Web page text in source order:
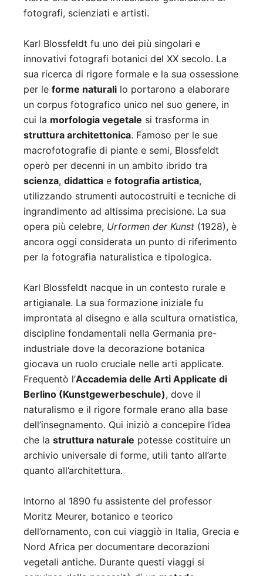
fotografi, scienziati e artisti.
Karl Blossfeldt fu uno dei più singolari e
innovativi fotografi botanici del XX secolo. La
sua ricerca di rigore formale e la sua ossessione
per le forme naturali lo portarono a elaborare
un corpus fotografico unico nel suo genere, in
cui la morfologia vegetale si trasforma in
struttura architettonica. Famoso per le sue
macrofotografie di piante e semi, Blossfeldt
operò per decenni in un ambito ibrido tra
scienza, didattica e fotografia artistica,
utilizzando strumenti autocostruiti e tecniche di
ingrandimento ad altissima precisione. La sua
opera più celebre, Urformen der Kunst (1928), è
ancora oggi considerata un punto di riferimento
per la fotografia naturalistica e tipologica.
Karl Blossfeldt nacque in un contesto rurale e
artigianale. La sua formazione iniziale fu
improntata al disegno e alla scultura ornatistica,
discipline fondamentali nella Germania pre-
industriale dove la decorazione botanica
giocava un ruolo cruciale nelle arti applicate.
Frequentò l’Accademia delle Arti Applicate di
Berlino (Kunstgewerbeschule), dove il
naturalismo e il rigore formale erano alla base
dell’insegnamento. Qui iniziò a concepire l’idea
che la struttura naturale potesse costituire un
archivio universale di forme, utili tanto all’arte
quanto all’architettura.
Intorno al 1890 fu assistente del professor
Moritz Meurer, botanico e teorico
dell’ornamento, con cui viaggiò in Italia, Grecia e
Nord Africa per documentare decorazioni
vegetali antiche. Durante questi viaggi si